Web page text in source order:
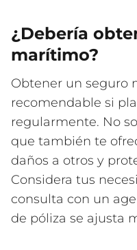
¿Debería
marítimo?
Obtener un seguro
recomendable si
regularmente. No
que también te
daños a otros y
Considera tus
consulta con un
de póliza se ajusta